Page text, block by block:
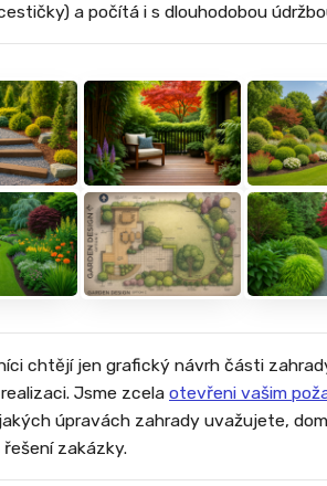
a počítá i s dlouhodobou
chtějí jen grafický návrh části
Jsme zcela otevřeni vašim
úpravách zahrady uvažujete,
zakázky.